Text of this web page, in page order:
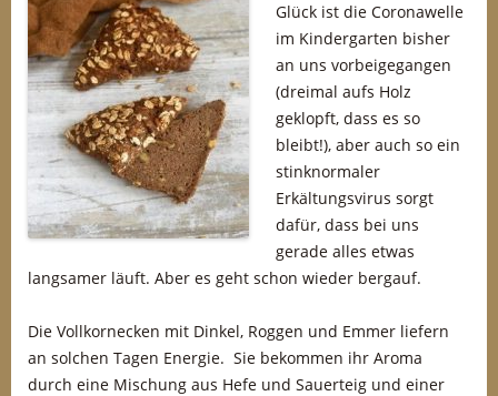
Glück ist die Coronawelle
im Kindergarten bisher
an uns vorbeigegangen
(dreimal aufs Holz
geklopft, dass es so
bleibt!), aber auch so ein
stinknormaler
Erkältungsvirus sorgt
dafür, dass bei uns
gerade alles etwas
langsamer läuft. Aber es geht schon wieder bergauf.
Die Vollkornecken mit Dinkel, Roggen und Emmer liefern
an solchen Tagen Energie. Sie bekommen ihr Aroma
durch eine Mischung aus Hefe und Sauerteig und einer